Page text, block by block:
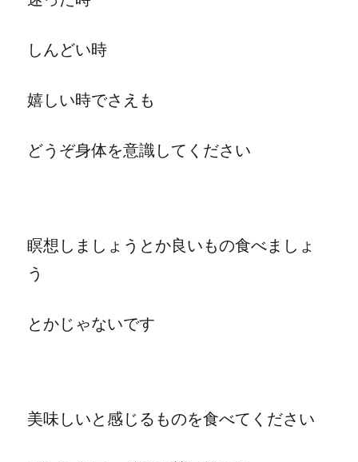
しんどい時
嬉しい時でさえも
どうぞ身体を意識してください
瞑想しましょうとか良いもの食べましょ
う
とかじゃないです
美味しいと感じるものを食べてください